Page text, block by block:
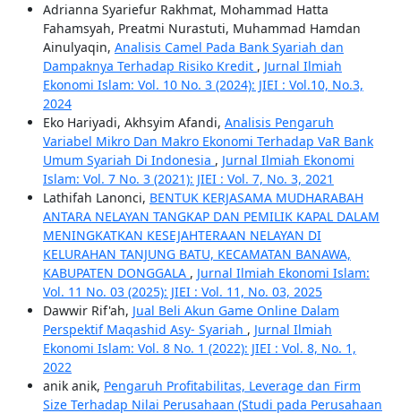
Adrianna Syariefur Rakhmat, Mohammad Hatta
Fahamsyah, Preatmi Nurastuti, Muhammad Hamdan
Ainulyaqin, Analisis Camel Pada Bank Syariah dan
Dampaknya Terhadap Risiko Kredit , Jurnal Ilmiah
Ekonomi Islam: Vol. 10 No. 3 (2024): JIEI : Vol.10, No.3,
2024
Eko Hariyadi, Akhsyim Afandi, Analisis Pengaruh
Variabel Mikro Dan Makro Ekonomi Terhadap VaR Bank
Umum Syariah Di Indonesia , Jurnal Ilmiah Ekonomi
Islam: Vol. 7 No. 3 (2021): JIEI : Vol. 7, No. 3, 2021
Lathifah Lanonci, BENTUK KERJASAMA MUDHARABAH
ANTARA NELAYAN TANGKAP DAN PEMILIK KAPAL DALAM
MENINGKATKAN KESEJAHTERAAN NELAYAN DI
KELURAHAN TANJUNG BATU, KECAMATAN BANAWA,
KABUPATEN DONGGALA , Jurnal Ilmiah Ekonomi Islam:
Vol. 11 No. 03 (2025): JIEI : Vol. 11, No. 03, 2025
Dawwir Rif'ah, Jual Beli Akun Game Online Dalam
Perspektif Maqashid Asy- Syariah , Jurnal Ilmiah
Ekonomi Islam: Vol. 8 No. 1 (2022): JIEI : Vol. 8, No. 1,
2022
anik anik, Pengaruh Profitabilitas, Leverage dan Firm
Size Terhadap Nilai Perusahaan (Studi pada Perusahaan